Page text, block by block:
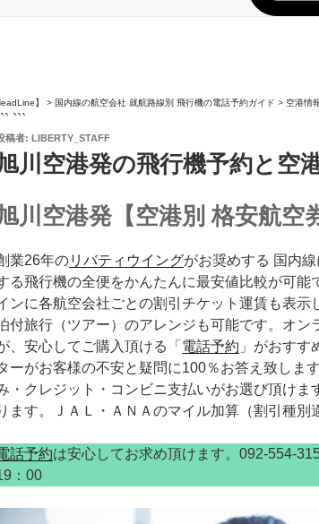
】 > 国内線の航空会社 就航路線別 飛行機の電話予約ガイド > 空港情
```
稿
日:
稿者: LIBERTY_STAFF
川空港発の飛行機予約と空
川空港発【空港別 格安航空
業26年のリバティウイングがお奨めする 国内
る飛行機の全便をかんたんに最安値比較が可能
ンに各航空会社ごとの割引チケット運賃も表示
付旅行（ツアー）のアレンジも可能です。オン
、安心してご購入頂ける「 電話予約 」がおすす
ーがお客様の不安と疑問に100％お答え致しま
・クレジット・コンビニ支払いがお選び頂けま
ます。ＪＡＬ・ＡＮＡのマイル加算（割引種別
話予約は安心してお求め頂けます。092-554-
：00